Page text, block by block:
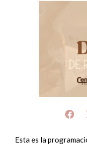
Esta es la